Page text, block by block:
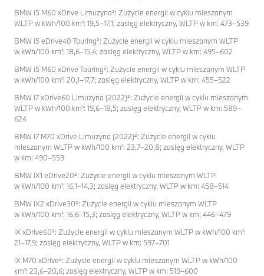
BMW i5 M60 xDrive Limuzyna²: Zużycie energii w cyklu mieszanym
WLTP w kWh/100 km¹: 19,5–17,1; zasięg elektryczny, WLTP w km: 473–539
BMW i5 eDrive40 Touring²: Zużycie energii w cyklu mieszanym WLTP
w kWh/100 km¹: 18,6–15,4; zasięg elektryczny, WLTP w km: 495–602
BMW i5 M60 xDrive Touring²: Zużycie energii w cyklu mieszanym WLTP
w kWh/100 km¹: 20,1–17,7; zasięg elektryczny, WLTP w km: 455–522
BMW i7 xDrive60 Limuzyna (2022)²: Zużycie energii w cyklu mieszanym
WLTP w kWh/100 km¹: 19,6–18,5; zasięg elektryczny, WLTP w km: 589–
624
BMW i7 M70 xDrive Limuzyna (2022)²: Zużycie energii w cyklu
mieszanym WLTP w kWh/100 km¹: 23,7–20,8; zasięg elektryczny, WLTP
w km: 490–559
BMW iX1 eDrive20²: Zużycie energii w cyklu mieszanym WLTP
w kWh/100 km¹: 16,1–14,3; zasięg elektryczny, WLTP w km: 458–514
BMW iX2 xDrive30²: Zużycie energii w cyklu mieszanym WLTP
w kWh/100 km¹: 16,6–15,3; zasięg elektryczny, WLTP w km: 446–479
iX xDrive60²: Zużycie energii w cyklu mieszanym WLTP w kWh/100 km¹:
21–17,9; zasięg elektryczny, WLTP w km: 597–701
iX M70 xDrive²: Zużycie energii w cyklu mieszanym WLTP w kWh/100
km¹: 23,6–20,6; zasięg elektryczny, WLTP w km: 519–600